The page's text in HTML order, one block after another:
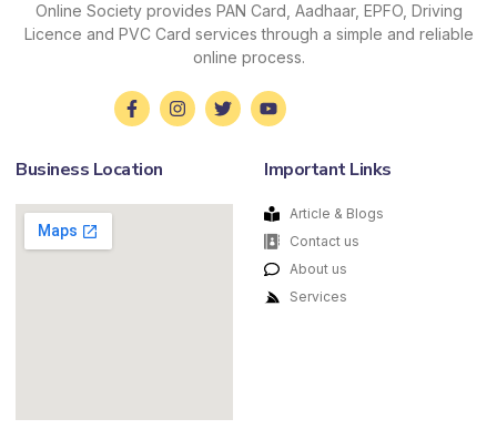
Online Society provides PAN Card, Aadhaar, EPFO, Driving
Licence and PVC Card services through a simple and reliable
online process.
Business Location Important Links
Article & Blogs
Contact us
About us
Services